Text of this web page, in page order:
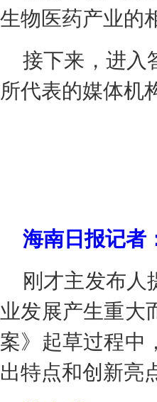
生物医药产业的
接下来，进入
所代表的媒体机
海南日报记者
刚才主发布人
业发展产生重大
案》起草过程中
出特点和创新亮